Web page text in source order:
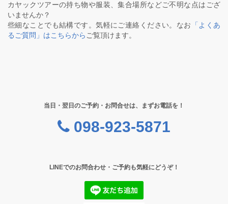
カヤックツアーの持ち物や服装、集合場所などご不明な点はござ
いませんか？
些細なことでも結構です。気軽にご連絡ください。なお
「よくあ
るご質問」はこちらから ご覧頂けます。
当日・翌日のご予約・お問合せは、まずお電話を！
098-923-5871
LINEでのお問合わせ・ご予約も気軽にどうぞ！